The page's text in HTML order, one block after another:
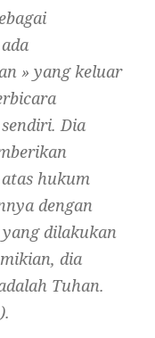
» yang keluar
Dia
hukum
dengan
dilakukan
dia
Tuhan.